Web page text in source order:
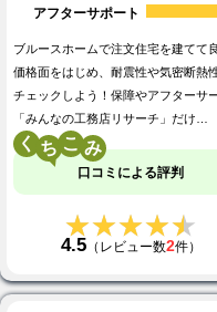
アフターサポート
ブルースホームで注文住宅を建てて
価格面をはじめ、耐震性や気密断熱
チェックしよう！保障やアフターサ
「みんなの工務店リサーチ」だけ…
く こ
口コミによる評判
★★★★★
★★★★★
4.5（レビュー数2件）